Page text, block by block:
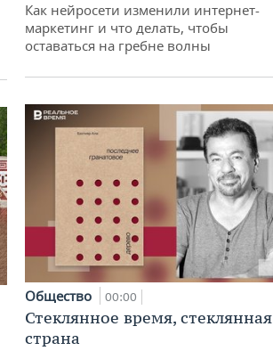
Как нейросети изменили интернет-
маркетинг и что делать, чтобы
оставаться на гребне волны
Общество 00:00
Стеклянное время, стеклянная
страна